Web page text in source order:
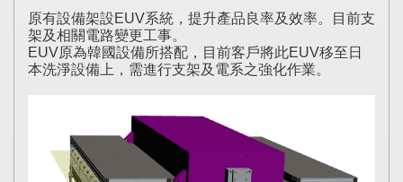
原有設備架設EUV系統，提升產品良率及效率。目前支
架及相關電路變更工事。
EUV原為韓國設備所搭配，目前客戶將此EUV移至日
本洗淨設備上，需進行支架及電系之強化作業。